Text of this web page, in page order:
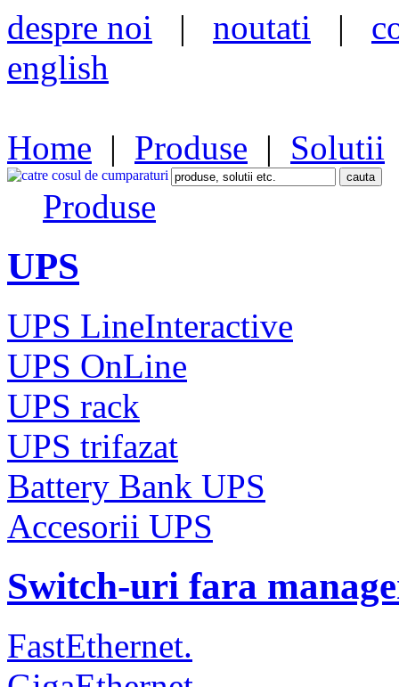
despre noi | noutati |
english
Home | Produse | Solutii
Produse
UPS
UPS LineInteractive
UPS OnLine
UPS rack
UPS trifazat
Battery Bank UPS
Accesorii UPS
Switch-uri fara
FastEthernet.